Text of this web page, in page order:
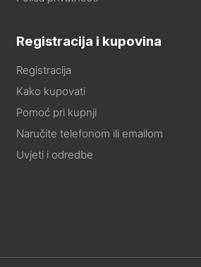
Registracija i kupovina
Registracija
Kako kupovati
Pomoć pri kupnji
Naručite telefonom ili emailom
Uvjeti i odredbe